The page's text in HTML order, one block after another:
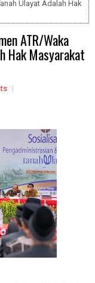
Ulayat Adalah Hak
ATR/Waka
Hak Masyarakat